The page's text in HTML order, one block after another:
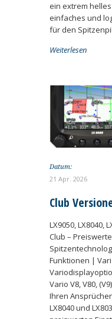
ein extrem helles
einfaches und
für den
Weiterlesen
Datum:
21 Apr. 2026
Club
LX9050, LX8040,
Club –
Funktionen |
Vario V8, V80,
Ihren
LX8040 und